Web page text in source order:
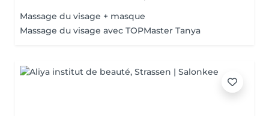
Massage du visage + masque
Massage du visage avec TOPMaster Tanya